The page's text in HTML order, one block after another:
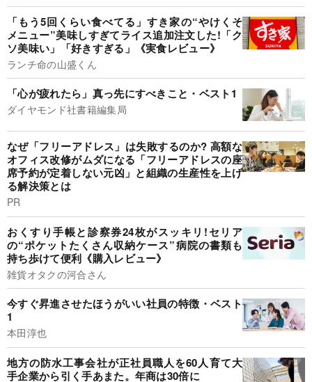
「もう5回くらい食べてる」すき家の“やけくそ
メニュー”美味しすぎてライス追加注文した!「ク
ソ美味い」「好きすぎる」《実食レビュー》
ランチ命の山盛くん
「心が疲れたら」真っ先にすべきこと・ベスト1
ダイヤモンド社書籍編集局
なぜ「フリーアドレス」は失敗するのか? 高額な
オフィス改修がムダになる「フリーアドレスの座
席予約が定着しない元凶」と組織の生産性を上げ
る解決策とは
PR
おくすり手帳と診察券24枚がスッキリ!セリア
の“ポケットたくさん収納ケース”病院の書類も
持ち歩けて便利《購入レビュー》
雑貨オタクの河合さん
今すぐ昇進させたほうがいい社員の特徴・ベスト
1
本田淳也
地方の防水工事会社が正社員職人を60人育て大
手企業から引く手あまた。年商は30倍に